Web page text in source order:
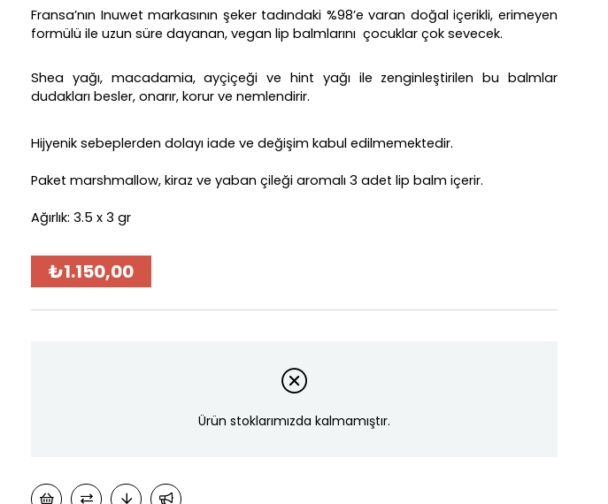
Fransa’nın Inuwet markasının şeker tadındaki %98’e varan doğal içerikli, erimeyen
formülü ile uzun süre dayanan, vegan lip balmlarını çocuklar çok sevecek.
Shea yağı, macadamia, ayçiçeği ve hint yağı ile zenginleştirilen bu balmlar
dudakları besler, onarır, korur ve nemlendirir.
Hijyenik sebeplerden dolayı iade ve değişim kabul edilmemektedir.
Paket marshmallow, kiraz ve yaban çileği aromalı 3 adet lip balm içerir.
Ağırlık: 3.5 x 3 gr
₺1.150,00
Ürün stoklarımızda kalmamıştır.